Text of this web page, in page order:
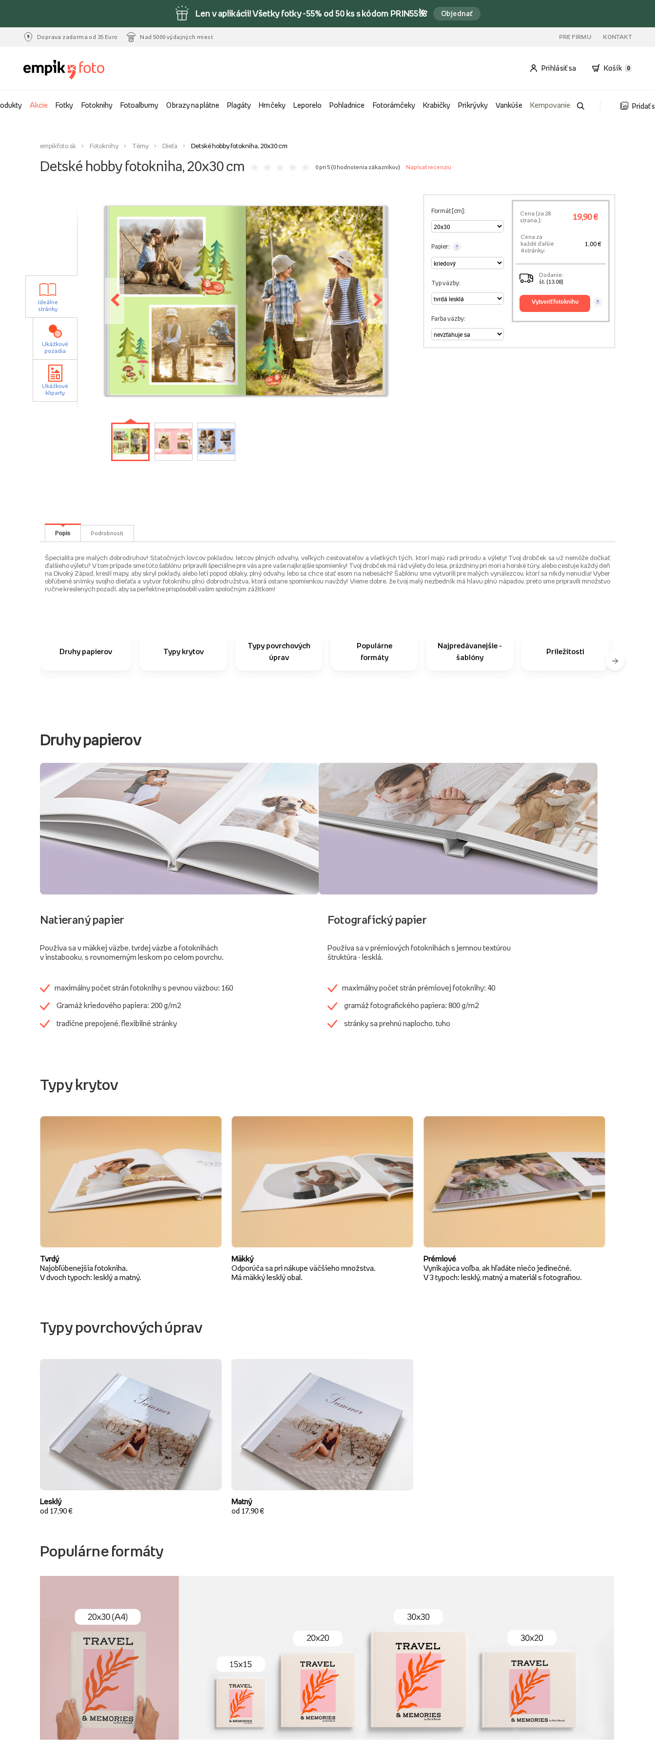
Len v aplikácii! Všetky fotky -55% od 50 ks s kódom PRIN55🌺 Objednať
Doprava zadarma od 35 Euro Nad 5000 výdajných miest PRE FIRMU KONTAKT
Prihlásiť sa Košík 0
Akcie Fotky Fotoknihy Fotoalbumy Obrazy na plátne Plagáty Hrnčeky Leporelo Pohladnice Fotorámčeky Krabičky Prikrývky Vankúše Kempovanie Pridať
empikfoto.sk Fotoknihy Témy Dieťa Detské hobby fotokniha, 20x30 cm
Detské hobby fotokniha, 20x30 cm 0 pri 5 (0 hodnotenia zákazníkov) Napísať recenziu
Ideálne
stránky
Ukážkové
pozadia
Ukážkové
kliparty
Formát [cm]:
Papier: ?
Typ väzby:
Farba väzby:
Cena (za 28
strana.):
19,90 €
Cena za
každé ďalšie
4 stránky:
1,00 €
Dodanie:
št. (13.08)
vytvoriť fotoknihu ?
Popis Podrobnosti
Špecialita pre malých dobrodruhov! Statočných lovcov pokladov, letcov plných odvahy, veľkých cestovateľov a všetkých tých, ktorí majú radi prírodu a výlety! Tvoj drobček sa už nemôže dočkať
ďalšieho výletu? V tom prípade sme túto šablónu pripravili špeciálne pre vás a pre vaše najkrajšie spomienky! Tvoj drobček má rád výlety do lesa, prázdniny pri mori a horské túry, alebo cestuje každý deň
na Divoký Západ, kreslí mapy, aby skryl poklady, alebo letí popod oblaky, plný odvahy, lebo sa chce stať esom na nebesách? Šablónu sme vytvorili pre malých vynálezcov, ktorí sa nikdy nenudia! Vyber
obľúbené snímky svojho dieťaťa a vytvor fotoknihu plnú dobrodružstva, ktorá ostane spomienkou navždy! Vieme dobre, že tvoj malý nezbedník má hlavu plnú nápadov, preto sme pripravili množstvo
ručne kreslených pozadí, aby sa perfektne prispôsobili vašim spoločným zážitkom!
Druhy papierov Typy krytov
Typy povrchových
úprav
Populárne
formáty
Najpredávanejšie -
šablóny
Príležitosti
Druhy papierov
Natieraný papier
Používa sa v mäkkej väzbe, tvrdej väzbe a fotoknihách
v instabooku, s rovnomerným leskom po celom povrchu.
maximálny počet strán fotoknihy s pevnou väzbou: 160
Gramáž kriedového papiera: 200 g/m2
tradične prepojené, flexibilné stránky
Fotografický papier
Používa sa v prémiových fotoknihách s jemnou textúrou
štruktúra - lesklá.
maximálny počet strán prémiovej fotoknihy: 40
gramáž fotografického papiera: 800 g/m2
stránky sa prehnú naplocho, tuho
Typy krytov
Tvrdý
Najobľúbenejšia fotokniha.
V dvoch typoch: lesklý a matný.
Mäkký
Odporúča sa pri nákupe väčšieho množstva.
Má mäkký lesklý obal.
Prémiové
Vynikajúca voľba, ak hľadáte niečo jedinečné.
V 3 typoch: lesklý, matný a materiál s fotografiou.
Typy povrchových úprav
Lesklý
od 17,90 €
Matný
od 17,90 €
Populárne formáty